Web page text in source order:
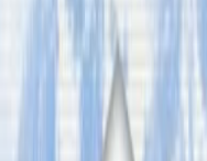
उमेश खड्काले
आवश्यकता अनुसारको
अन्यत्र सार्नका